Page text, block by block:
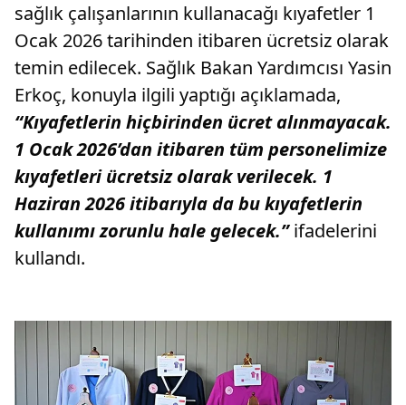
sağlık çalışanlarının kullanacağı kıyafetler 1
Ocak 2026 tarihinden itibaren ücretsiz olarak
temin edilecek. Sağlık Bakan Yardımcısı Yasin
Erkoç, konuyla ilgili yaptığı açıklamada,
“Kıyafetlerin hiçbirinden ücret alınmayacak.
1 Ocak 2026’dan itibaren tüm personelimize
kıyafetleri ücretsiz olarak verilecek. 1
Haziran 2026 itibarıyla da bu kıyafetlerin
kullanımı zorunlu hale gelecek.” ifadelerini
kullandı.